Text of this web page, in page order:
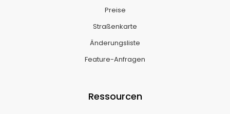
Preise
Straßenkarte
Änderungsliste
Feature-Anfragen
Ressourcen